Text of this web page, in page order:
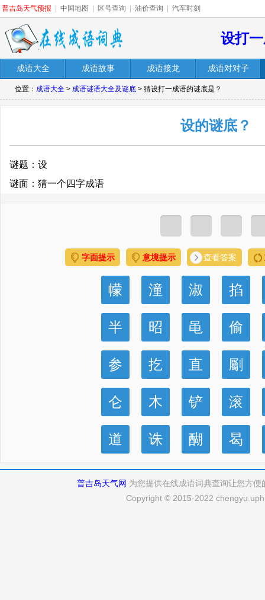
普吉岛天气预报 中国地图 区号查询 油价查询 汽车时刻
设打
成语大全 成语故事 成语接龙 成语对对子
位置： 成语大全 > 成语谜语大全及谜底 > 猜设打一成语的谜底是？
设的谜底？
谜题：设
谜面：猜一个四字成语
字面提示 意境提示 查看答案
幪 潼 淑 掐
半 昭 黾 偷
参 扢 直 劚
仑 木 铲 滚
道 诛 醐 曷
普吉岛天气网 为您提供在线成语词典查询让您方
Copyright © 2015-2022